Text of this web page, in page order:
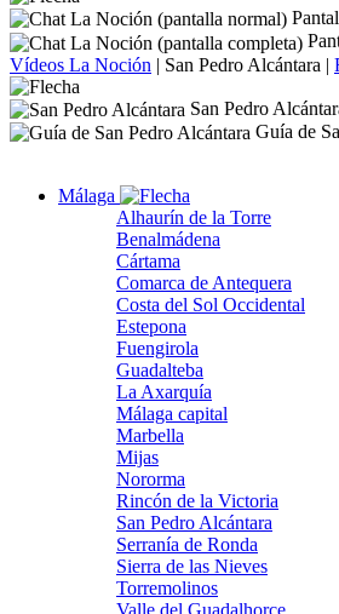
Vídeos La Noción | San Pedro Alcántara |
San Pedro
Guía de
Málaga
Alhaurín de la Torre
Benalmádena
Cártama
Comarca de Antequera
Costa del Sol Occidental
Estepona
Fuengirola
Guadalteba
La Axarquía
Málaga capital
Marbella
Mijas
Nororma
Rincón de la Victoria
San Pedro Alcántara
Serranía de Ronda
Sierra de las Nieves
Torremolinos